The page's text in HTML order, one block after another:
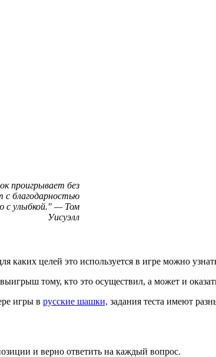
проигрывает без
с благодарностью
с улыбкой.
— Том
Уисуэлл
целей это используется в игре можно
тому, кто это осуществил, а может и
игры в русские шашки, задания теста имеют
и верно ответить на каждый вопрос.